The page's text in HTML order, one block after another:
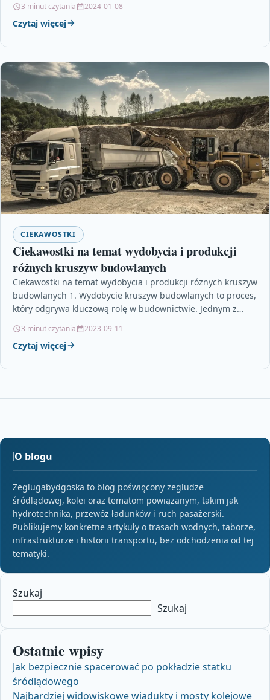
3 minut czytania 2024-01-08
Czytaj więcej
CIEKAWOSTKI
Ciekawostki na temat wydobycia i produkcji
różnych kruszyw budowlanych
Ciekawostki na temat wydobycia i produkcji różnych kruszyw
budowlanych 1. Wydobycie kruszyw budowlanych to proces,
który odgrywa kluczową rolę w budownictwie. Jednym z
3 minut czytania 2023-09-11
Czytaj więcej
O blogu
Zeglugabydgoska to blog poświęcony żegludze
śródlądowej, kolei oraz tematom powiązanym, takim jak
hydrotechnika, przewóz ładunków i ruch pasażerski.
Publikujemy konkretne artykuły o trasach wodnych, taborze,
infrastrukturze i historii transportu, bez odchodzenia od tej
tematyki.
Szukaj
Szukaj
Ostatnie wpisy
Jak bezpiecznie spacerować po pokładzie statku
śródlądowego
Najbardziej widowiskowe wiadukty i mosty kolejowe